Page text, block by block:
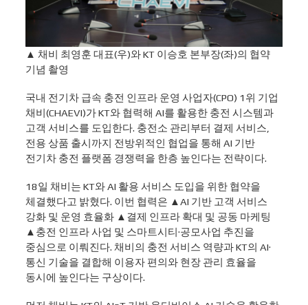
▲ 채비 최영훈 대표(우)와 KT 이승호 본부장(좌)의 협약
기념 촬영
국내 전기차 급속 충전 인프라 운영 사업자(CPO) 1위 기업
채비(CHAEVI)가 KT와 협력해 AI를 활용한 충전 시스템과
고객 서비스를 도입한다. 충전소 관리부터 결제 서비스,
전용 상품 출시까지 전방위적인 협업을 통해 AI 기반
전기차 충전 플랫폼 경쟁력을 한층 높인다는 전략이다.
18일 채비는 KT와 AI 활용 서비스 도입을 위한 협약을
체결했다고 밝혔다. 이번 협력은 ▲AI 기반 고객 서비스
강화 및 운영 효율화 ▲결제 인프라 확대 및 공동 마케팅
▲충전 인프라 사업 및 스마트시티·공모사업 추진을
중심으로 이뤄진다. 채비의 충전 서비스 역량과 KT의 AI·
통신 기술을 결합해 이용자 편의와 현장 관리 효율을
동시에 높인다는 구상이다.